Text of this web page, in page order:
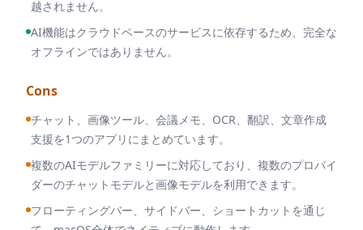
越されません。
AI機能はクラウドベースのサービスに依存するため、完全な
オフラインではありません。
Cons
チャット、画像ツール、会議メモ、OCR、翻訳、文章作成
支援を1つのアプリにまとめています。
複数のAIモデルファミリーに対応しており、複数のプロバイ
ダーのチャットモデルと画像モデルを利用できます。
フローティングバー、サイドバー、ショートカットを通じ